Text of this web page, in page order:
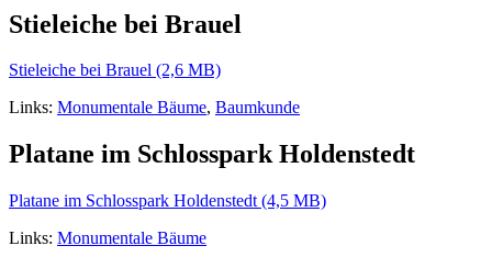
Stieleiche bei Brauel
Stieleiche bei Brauel (2,6 MB)
Links: Monumentale Bäume, Baumkunde
Platane im Schlosspark Holdenstedt
Platane im Schlosspark Holdenstedt (4,5 MB)
Links: Monumentale Bäume